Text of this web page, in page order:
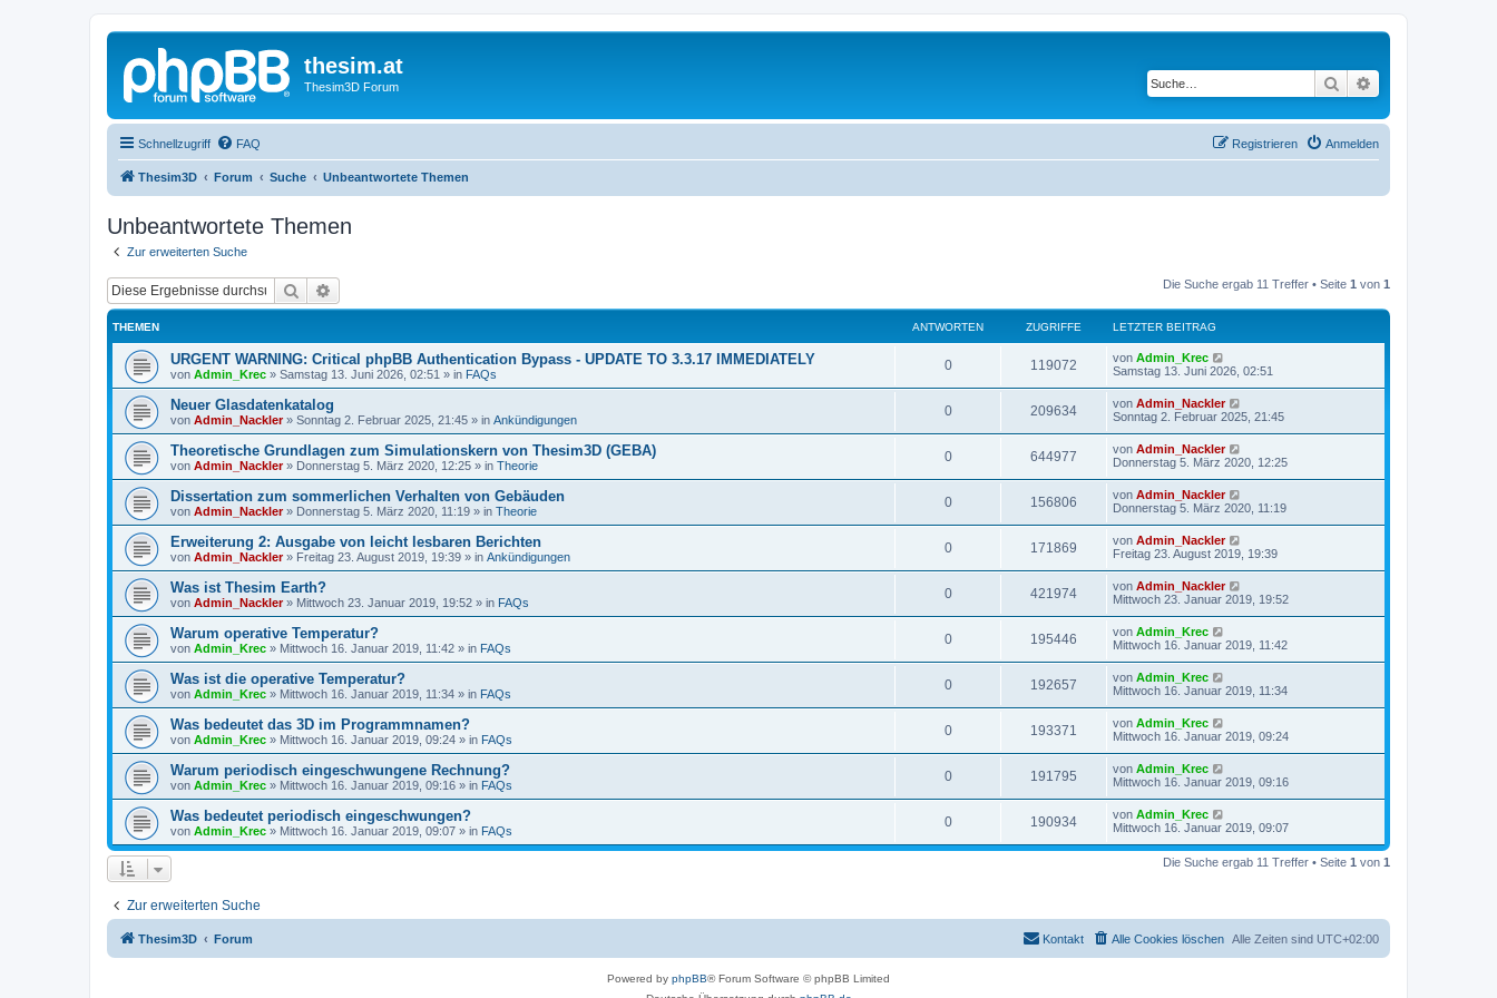
thesim.at
Thesim3D Forum Suche
Schnellzugriff FAQ Anmelden
Registrieren
Thesim3D Forum Suche Unbeantwortete Themen
Unbeantwortete Themen
Zur erweiterten Suche
Suche Die Suche ergab 11 Treffer • Seite 1 von 1
THEMEN ANTWORTEN ZUGRIFFE LETZTER BEITRAG
URGENT WARNING: Critical phpBB Authentication Bypass - UPDATE TO 3.3.17 IMMEDIATELY
von Admin_Krec » Samstag 13. Juni 2026, 02:51 » in FAQs
0 119072 von Admin_Krec
Samstag 13. Juni 2026, 02:51
Neuer Glasdatenkatalog
von Admin_Nackler» Sonntag 2. Februar 2025, 21:45 » in Ankündigungen
0 209634 von Admin_Nackler
Sonntag 2. Februar 2025, 21:45
Theoretische Grundlagen zum Simulationskern von Thesim3D (GEBA)
von Admin_Nackler» Donnerstag 5. März 2020, 12:25 » in Theorie
0 644977 von Admin_Nackler
Donnerstag 5. März 2020, 12:25
Dissertation zum sommerlichen Verhalten von Gebäuden
von Admin_Nackler» Donnerstag 5. März 2020, 11:19 » in Theorie
0 156806 von Admin_Nackler
Donnerstag 5. März 2020, 11:19
Erweiterung 2: Ausgabe von leicht lesbaren Berichten
von Admin_Nackler» Freitag 23. August 2019, 19:39 » in Ankündigungen
0 171869 von Admin_Nackler
Freitag 23. August 2019, 19:39
Was ist Thesim Earth?
von Admin_Nackler» Mittwoch 23. Januar 2019, 19:52 » in FAQs
0 421974 von Admin_Nackler
Mittwoch 23. Januar 2019, 19:52
Warum operative Temperatur?
von Admin_Krec » Mittwoch 16. Januar 2019, 11:42 » in FAQs
0 195446 von Admin_Krec
Mittwoch 16. Januar 2019, 11:42
Was ist die operative Temperatur?
von Admin_Krec » Mittwoch 16. Januar 2019, 11:34 » in FAQs
0 192657 von Admin_Krec
Mittwoch 16. Januar 2019, 11:34
Was bedeutet das 3D im Programmnamen?
von Admin_Krec » Mittwoch 16. Januar 2019, 09:24 » in FAQs
0 193371 von Admin_Krec
Mittwoch 16. Januar 2019, 09:24
Warum periodisch eingeschwungene Rechnung?
von Admin_Krec » Mittwoch 16. Januar 2019, 09:16 » in FAQs
0 191795 von Admin_Krec
Mittwoch 16. Januar 2019, 09:16
Was bedeutet periodisch eingeschwungen?
von Admin_Krec » Mittwoch 16. Januar 2019, 09:07 » in FAQs
0 190934 von Admin_Krec
Mittwoch 16. Januar 2019, 09:07
Die Suche ergab 11 Treffer • Seite 1 von 1
Zur erweiterten Suche
Thesim3D Forum Alle Zeiten sind UTC+02:00
Alle Cookies löschen
Kontakt
Powered by phpBB® Forum Software © phpBB Limited